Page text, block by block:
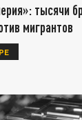
тысячи
мигрантов